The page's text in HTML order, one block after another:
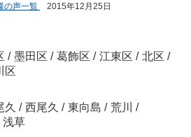
の声一覧 2015年12月25日
/ 墨田区 / 葛飾区 / 江東区 / 北区 /
区
久 / 西尾久 / 東向島 / 荒川 /
浅草